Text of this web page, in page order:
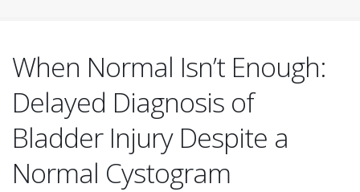
When Normal Isn’t Enough:
Delayed Diagnosis of
Bladder Injury Despite a
Normal Cystogram